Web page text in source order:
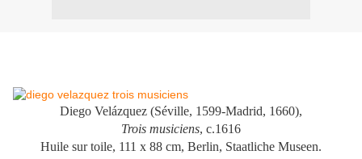
Diego Velázquez (Séville, 1599-Madrid, 1660),
Trois musiciens, c.1616
Huile sur toile, 111 x 88 cm, Berlin, Staatliche Museen.